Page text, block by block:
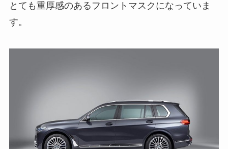
とても重厚感のあるフロントマスクになっていま
す。